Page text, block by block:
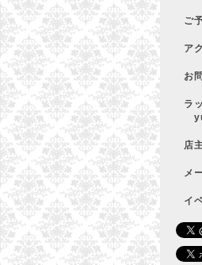
ご
ア
お
ラ
店
メ
イ